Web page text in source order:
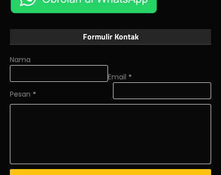
Formulir Kontak
Nama
Email *
Pesan *